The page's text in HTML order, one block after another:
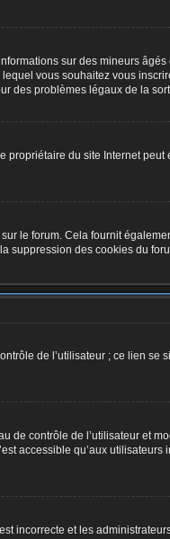
sur des mineurs
vous souhaitez vous
des problèmes légaux de la
propriétaire du site Internet
le forum. Cela fournit
suppression des cookies du
de l’utilisateur ; ce lien se
de contrôle de l’utilisateur et
accessible qu’aux utilisateurs
incorrecte et les